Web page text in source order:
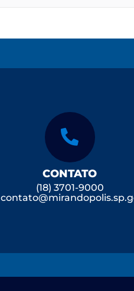
CONTATO
(18) 3701-9000